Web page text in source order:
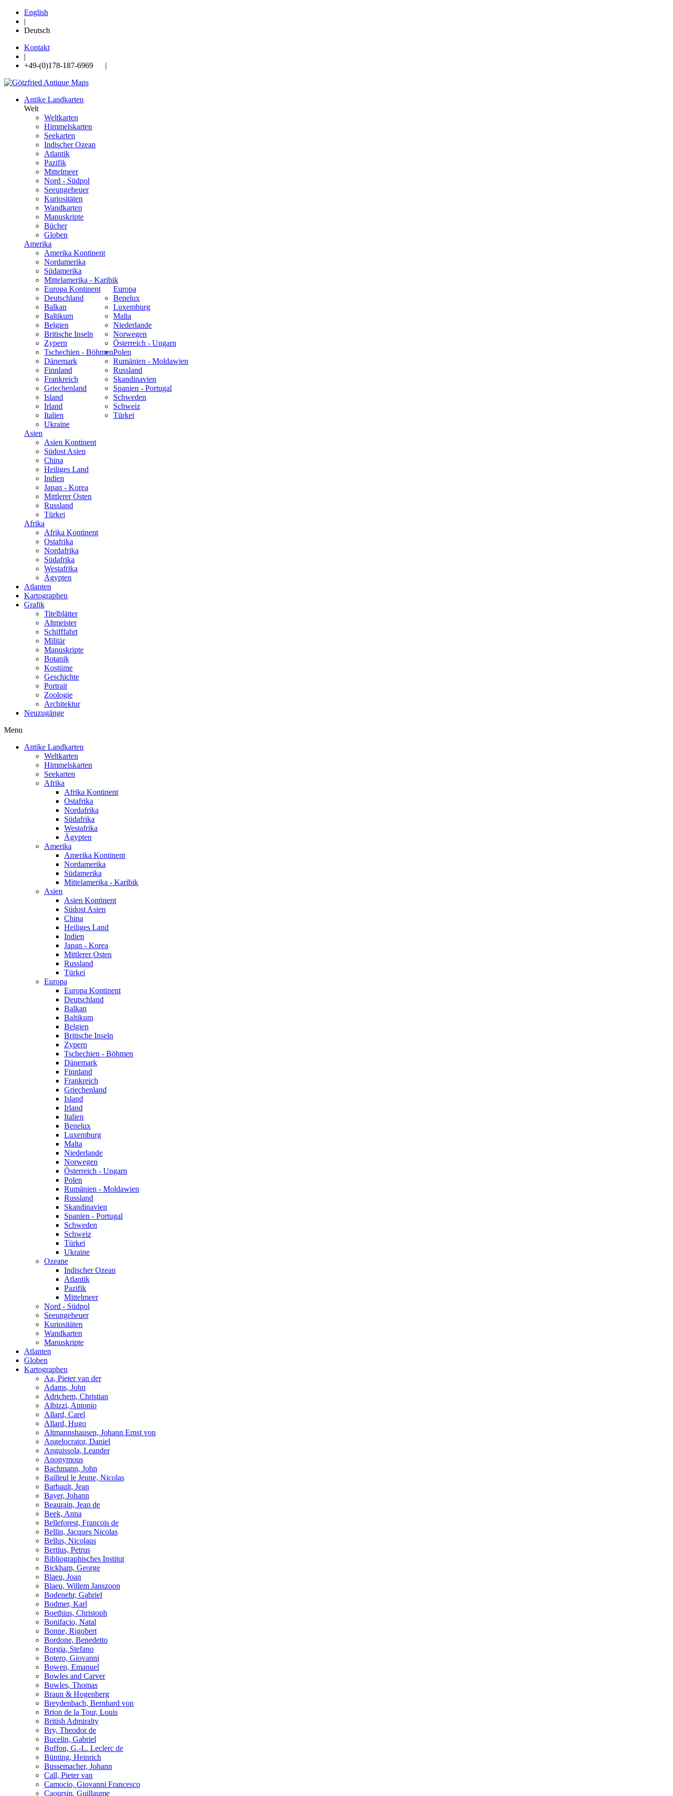
English
|
Deutsch
Kontakt
|
+49-(0)178-187-6969 |
Antike Landkarten
Welt
Weltkarten
Himmelskarten
Seekarten
Indischer Ozean
Atlantik
Pazifik
Mittelmeer
Nord - Südpol
Seeungeheuer
Kuriositäten
Wandkarten
Manuskripte
Bücher
Globen
Amerika
Amerika Kontinent
Nordamerika
Südamerika
Mittelamerika - Karibik
Europa
Europa Kontinent
Deutschland
Balkan
Baltikum
Belgien
Britische Inseln
Zypern
Tschechien - Böhmen
Dänemark
Finnland
Frankreich
Griechenland
Island
Irland
Italien
Benelux
Luxemburg
Malta
Niederlande
Norwegen
Österreich - Ungarn
Polen
Rumänien - Moldawien
Russland
Skandinavien
Spanien - Portugal
Schweden
Schweiz
Türkei
Ukraine
Asien
Asien Kontinent
Südost Asien
China
Heiliges Land
Indien
Japan - Korea
Mittlerer Osten
Russland
Türkei
Afrika
Afrika Kontinent
Ostafrika
Nordafrika
Südafrika
Westafrika
Ägypten
Atlanten
Kartographen
Grafik
Titelblätter
Altmeister
Schifffahrt
Militär
Manuskripte
Botanik
Kostüme
Geschichte
Portrait
Zoologie
Architektur
Neuzugänge
Menu
Antike Landkarten
Weltkarten
Himmelskarten
Seekarten
Afrika
Afrika Kontinent
Ostafrika
Nordafrika
Südafrika
Westafrika
Ägypten
Amerika
Amerika Kontinent
Nordamerika
Südamerika
Mittelamerika - Karibik
Asien
Asien Kontinent
Südost Asien
China
Heiliges Land
Indien
Japan - Korea
Mittlerer Osten
Russland
Türkei
Europa
Europa Kontinent
Deutschland
Balkan
Baltikum
Belgien
Britische Inseln
Zypern
Tschechien - Böhmen
Dänemark
Finnland
Frankreich
Griechenland
Island
Irland
Italien
Benelux
Luxemburg
Malta
Niederlande
Norwegen
Österreich - Ungarn
Polen
Rumänien - Moldawien
Russland
Skandinavien
Spanien - Portugal
Schweden
Schweiz
Türkei
Ukraine
Ozeane
Indischer Ozean
Atlantik
Pazifik
Mittelmeer
Nord - Südpol
Seeungeheuer
Kuriositäten
Wandkarten
Manuskripte
Atlanten
Globen
Kartographen
Aa, Pieter van der
Adams, John
Adrichem, Christian
Albizzi, Antonio
Allard, Carel
Allard, Hugo
Altmannshausen, Johann Ernst von
Angelocrator, Daniel
Anguissola, Leander
Anonymous
Bachmann, John
Bailleul le Jeune, Nicolas
Barbault, Jean
Bayer, Johann
Beaurain, Jean de
Beek, Anna
Belleforest, Francois de
Bellin, Jacques Nicolas
Bellus, Nicolaus
Bertius, Petrus
Bibliographisches Institut
Bickham, George
Blaeu, Joan
Blaeu, Willem Janszoon
Bodenehr, Gabriel
Bodmer, Karl
Boethius, Christoph
Bonifacio, Natal
Bonne, Rigobert
Bordone, Benedetto
Borgia, Stefano
Botero, Giovanni
Bowen, Emanuel
Bowles and Carver
Bowles, Thomas
Braun & Hogenberg
Breydenbach, Bernhard von
Brion de la Tour, Louis
British Admiralty
Bry, Theodor de
Bucelin, Gabriel
Buffon, G.-L. Leclerc de
Bünting, Heinrich
Bussemacher, Johann
Call, Pieter van
Camocio, Giovanni Francesco
Caoursin, Guillaume